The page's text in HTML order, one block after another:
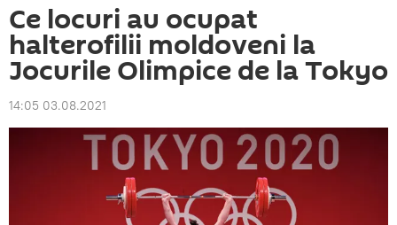
Ce locuri au ocupat
halterofilii moldoveni la
Jocurile Olimpice de la Tokyo
14:05 03.08.2021